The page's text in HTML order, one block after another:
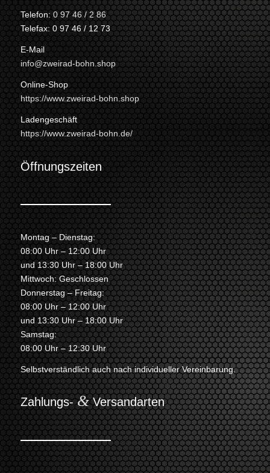
Telefon:0 97 46 / 2 86
Telefax: 0 97 46 / 12 73
E-Mail
info@zweirad-bohn.shop
Online-Shop
https://www.zweirad-bohn.shop
Ladengeschäft
https://www.zweirad-bohn.de/
Öffnungszeiten
Montag – Dienstag:
08:00 Uhr – 12:00 Uhr
und 13:30 Uhr – 18:00 Uhr
Mittwoch: Geschlossen
Donnerstag – Freitag:
08:00 Uhr – 12:00 Uhr
und 13:30 Uhr – 18:00 Uhr
Samstag:
08:00 Uhr – 12:30 Uhr
Selbstverständlich auch nach individueller Vereinbarung.
Zahlungs-&Versandarten